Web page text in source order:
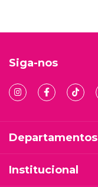
Siga-nos
Departamentos
Institucional